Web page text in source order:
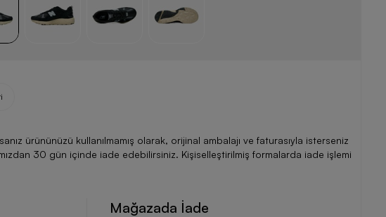
ürününüzü kullanılmamış olarak, orijinal ambalajı ve faturasıyla isterseniz
30 gün içinde iade edebilirsiniz. Kişiselleştirilmiş formalarda iade işlemi
Mağazada İade